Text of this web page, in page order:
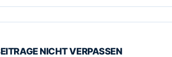
NICHT VERPASSEN